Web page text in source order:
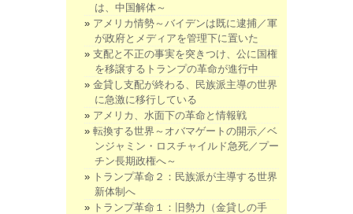
は、中国解体～
アメリカ情勢～バイデンは既に逮捕／軍
が政府とメディアを管理下に置いた
支配と不正の事実を突きつけ、公に国権
を移譲するトランプの革命が進行中
金貸し支配が終わる、民族派主導の世界
に急激に移行している
アメリカ、水面下の革命と情報戦
転換する世界～オバマゲートの開示／ベ
ンジャミン・ロスチャイルド急死／プー
チン長期政権へ～
トランプ革命２：民族派が主導する世界
新体制へ
トランプ革命１：旧勢力（金貸しの手